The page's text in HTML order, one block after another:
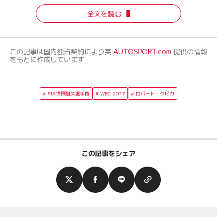
全文を読む
この記事は国内独占契約により英 AUTOSPORT.com 提供の情報
をもとに作成しています
FIA世界耐久選手権 WEC 2017 ロバート・クビカ
この記事をシェア